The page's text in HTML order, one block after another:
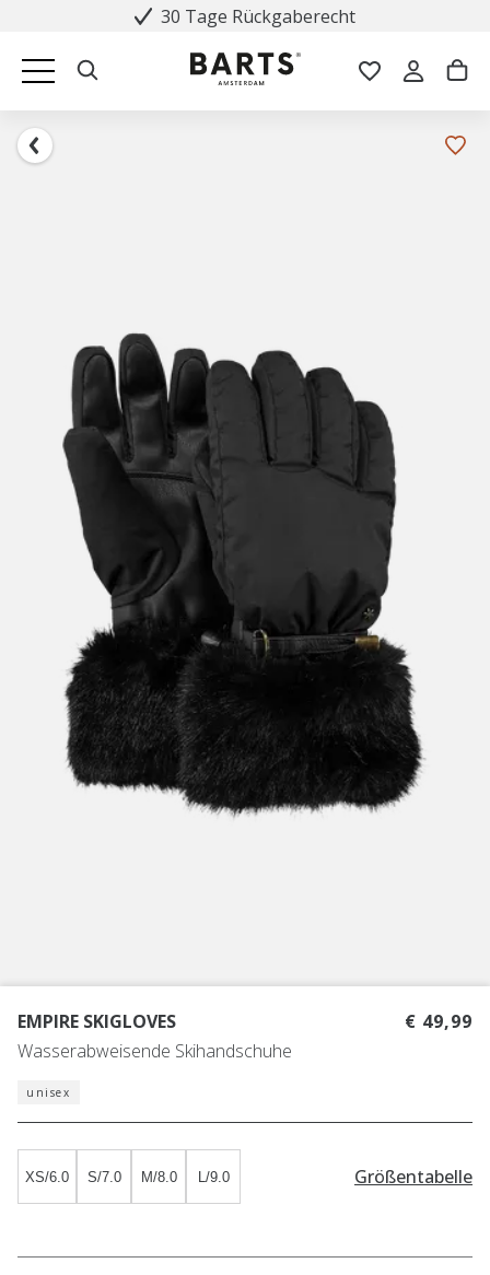
30 Tage Rückgaberecht
EMPIRE SKIGLOVES
Wasserabweisende Skihandschuhe
€ 49,99
unisex
XS/6.0 S/7.0 M/8.0 L/9.0 Größentabelle